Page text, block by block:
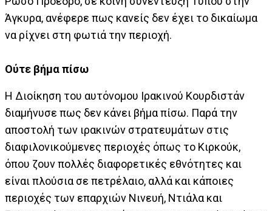
Άγκυρα, ανέφερε πως κανείς δεν έχει το δικαίωμα
να ρίχνει στη φωτιά την περιοχή.
Ούτε βήμα πίσω
Η Διοίκηση του αυτόνομου Ιρακινού Κουρδιστάν
διαμήνυσε πως δεν κάνει βήμα πίσω. Παρά την
αποστολή των ιρακινών στρατευμάτων στις
διαφιλονικούμενες περιοχές όπως το Κιρκούκ,
όπου ζουν πολλές διαφορετικές εθνότητες και
είναι πλούσια σε πετρέλαιο, αλλά και κάποιες
περιοχές των επαρχιών Νινευή, Ντιάλα και